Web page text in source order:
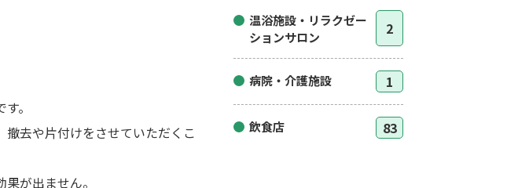
。
去や片付けをさせていただくこ
が出ません。
温浴施設・リラクゼー
ションサロン
2
病院・介護施設 1
飲食店 83